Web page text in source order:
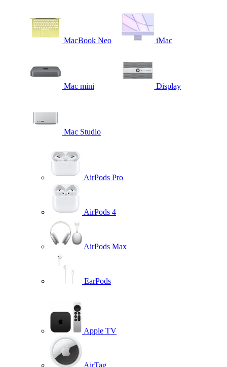
MacBook Neo iMac
Mac mini Display
Mac Studio
AirPods Pro
AirPods 4
AirPods Max
EarPods
Apple TV